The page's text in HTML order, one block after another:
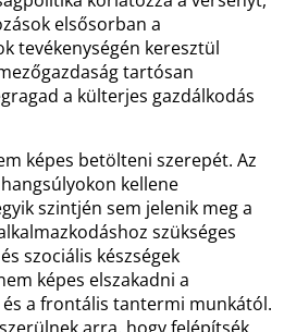
elsősorban a
tevékenységén keresztül
tartósan
a külterjes gazdálkodás
képes betölteni szerepét. Az
kellene
szintjén sem jelenik meg a
szükséges
szociális készségek
képes elszakadni a
a frontális tantermi munkától.